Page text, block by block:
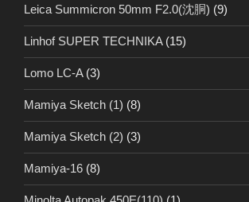
Leica Summicron 50mm F2.0(沈胴) (9)
Linhof SUPER TECHNIKA(15)
Lomo LC-A(3)
Mamiya Sketch (1) (8)
Mamiya Sketch (2) (3)
Mamiya-16 (8)